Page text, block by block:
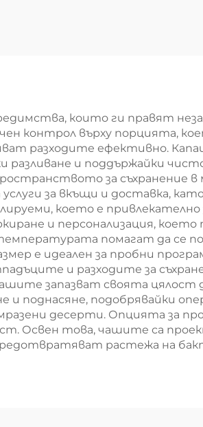
печат
които ги правят
контрол върху порцията,
разходите ефективно.
и поддържайки
за съхранение
за вкъщи и доставка,
което е
и персонализация,
помагат да се
е идеален за пробни
и разходите за
запазват своята цялост
и поднасяне, подобрявайки
десерти. Опцията за
Освен това, чашите са
растежа на